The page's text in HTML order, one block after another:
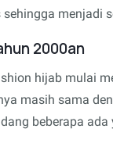
menjadi
2000an
hijab mulai
masih sama
beberapa